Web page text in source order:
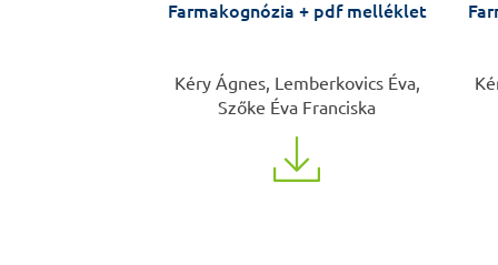
Farmakognózia + pdf melléklet
Kéry Ágnes, Lemberkovics Éva,
Szőke Éva Franciska